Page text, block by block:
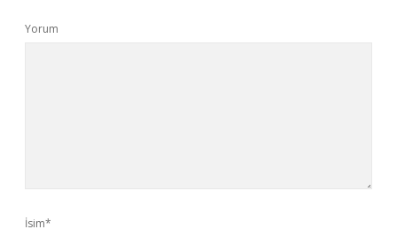
Yorum
İsim*